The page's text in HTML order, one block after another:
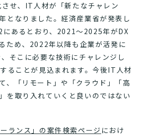
せ、IT人材が「新たなチャレン
となりました。経済産業省が発表し
にあるとおり、2021～2025年がDX
ため、2022年以降も企業が活発に
、そこに必要な技術にチャレンジし
ることが見込まれます。今後IT人材
、「リモート」や「クラウド」「高
を取り入れていくと良いのではない
ランス」の案件検索ページ におけ